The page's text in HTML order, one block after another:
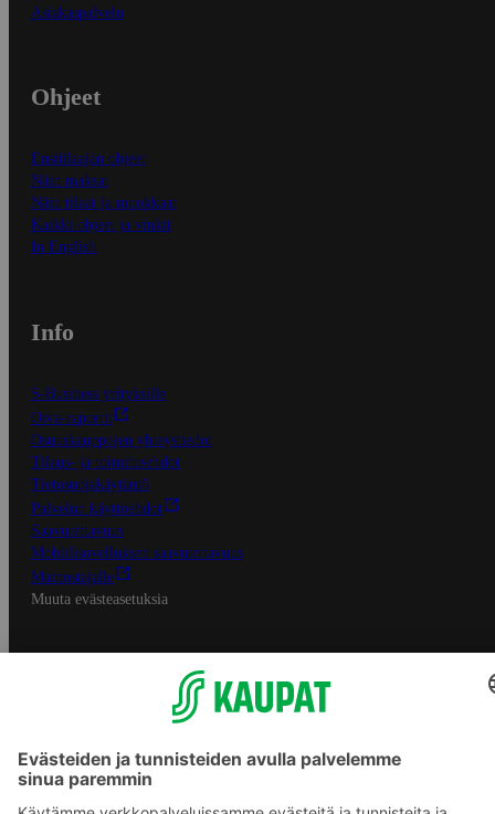
Asiakaspalvelu
Ohjeet
Ensitilaajan ohjeet
Näin maksat
Näin tilaat ja muokkaat
Kaikki ohjeet ja vinkit
In English
Info
S-Business yrityksille
Oiva-raportit
Osuuskauppojen yhteystiedot
Tilaus- ja toimitusehdot
Tietosuojakäytäntö
Palvelun käyttöehdot
Saavutettavuus
Mobiilisovelluksen saavutettavuus
Mainostajalle
Muuta evästeasetuksia
S-ryhmän palvelut
Asiakasomistajuus